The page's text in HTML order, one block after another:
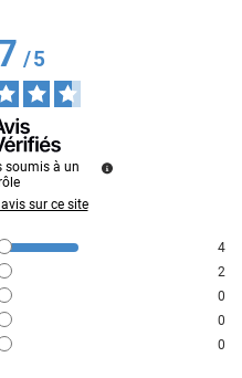
/5
soumis à un
sur ce site
4
2
0
0
0